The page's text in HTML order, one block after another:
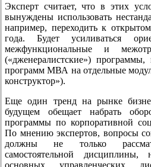
Эксперт считает, что в этих
вынуждены использовать
например, переходить к
года. Будет усиливаться
межфункциональные и
(«дженералистские») программы,
программ МВА на отдельные
конструктор»).
Еще один тренд на рынке
будущем обещает набрать
программы по корпоративной
По мнению экспертов, вопросы
должны не только
самостоятельной
основных управленческих